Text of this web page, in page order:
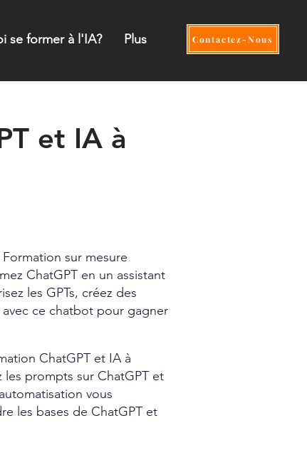
se former à l'IA? Plus Contactez-Nous
et IA à
sur mesure
ChatGPT en un assistant
les GPTs, créez des
ce chatbot pour gagner
ChatGPT et IA à
les prompts sur ChatGPT et
vous
les bases de ChatGPT et